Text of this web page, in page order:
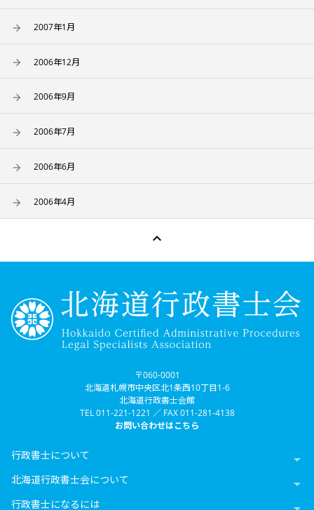
2007年1月
2006年12月
2006年9月
2006年7月
2006年6月
2006年4月

〒060-0001
北海道札幌市中央区北1条西10丁目1-6
北海道行政書士会館
TEL 011-221-1221 ／ FAX 011-281-4138
お問い合わせはこちら
行政書士について 
北海道行政書士会について 
行政書士になるには